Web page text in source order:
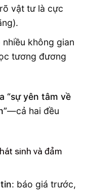
vật tư là cực
nhiều không gian
tương đương
“sự yên tâm về
—cả hai đều
sinh và đảm
: báo giá trước,